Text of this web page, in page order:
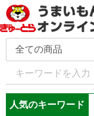
人気のキーワード